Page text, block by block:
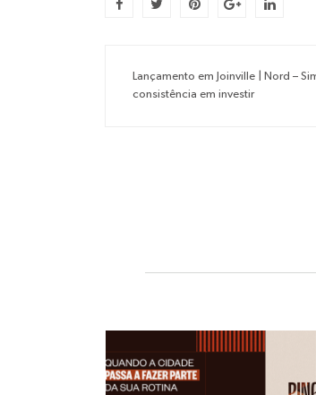
Lançamento em Joinville | Nord –
consistência em investir